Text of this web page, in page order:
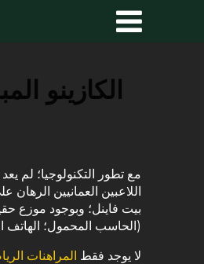
الكازينو
مع تطور التكنولوجيا؛ لم
اللاعبين العمانيين
بيت فاينل؛ وبوجود موزع
(الحاسب المحمول؛ الهاتف
لا يوجد فقط المراهنات